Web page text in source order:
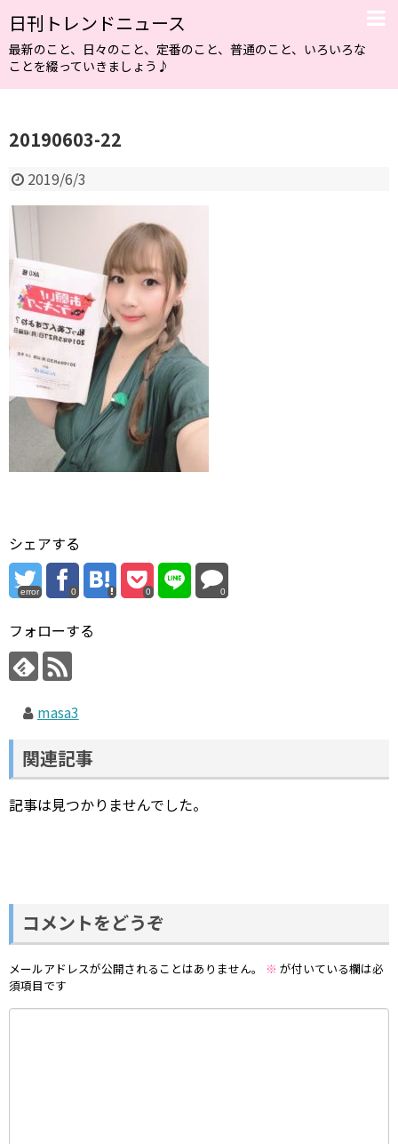
日刊トレンドニュース
最新のこと、日々のこと、定番のこと、普通のこと、いろいろな
ことを綴っていきましょう♪
20190603-22
2019/6/3
シェアする
error 0 0 0
フォローする
masa3
関連記事
記事は見つかりませんでした。
コメントをどうぞ
メールアドレスが公開されることはありません。 ※ が付いている欄は必
須項目です